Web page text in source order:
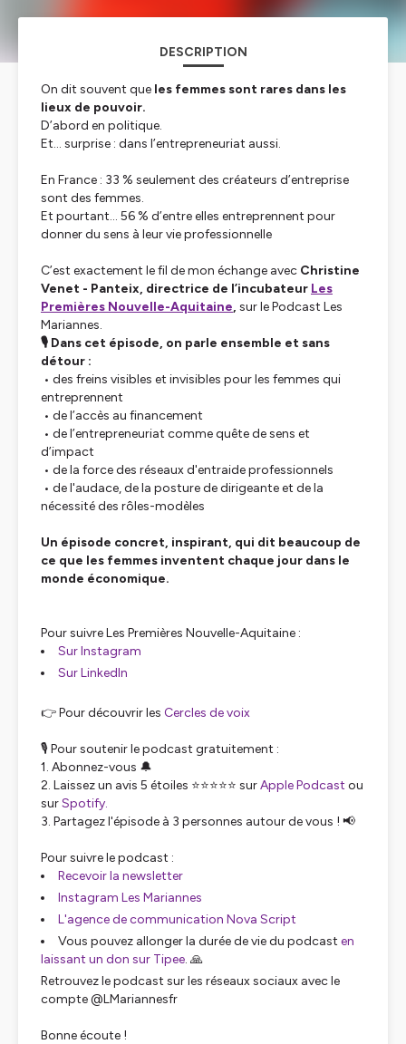
DESCRIPTION
On dit souvent que les femmes sont rares dans les
lieux de pouvoir.
D’abord en politique.
Et… surprise : dans l’entrepreneuriat aussi.
En France : 33 % seulement des créateurs d’entreprise
sont des femmes.
Et pourtant… 56 % d’entre elles entreprennent pour
donner du sens à leur vie professionnelle
C’est exactement le fil de mon échange avec Christine
Venet - Panteix, directrice de l’incubateur Les
Premières Nouvelle-Aquitaine, sur le Podcast Les
Mariannes.
🎙️ Dans cet épisode, on parle ensemble et sans
détour :
• des freins visibles et invisibles pour les femmes qui
entreprennent
• de l’accès au financement
• de l’entrepreneuriat comme quête de sens et
d’impact
• de la force des réseaux d'entraide professionnels
• de l'audace, de la posture de dirigeante et de la
nécessité des rôles-modèles
Un épisode concret, inspirant, qui dit beaucoup de
ce que les femmes inventent chaque jour dans le
monde économique.
Pour suivre Les Premières Nouvelle-Aquitaine :
Sur Instagram
Sur LinkedIn
👉 Pour découvrir les Cercles de voix
🎙 Pour soutenir le podcast gratuitement :
1. Abonnez-vous 🔔
2. Laissez un avis 5 étoiles ⭐⭐⭐⭐⭐ surApple Podcast ou
surSpotify.
3. Partagez l'épisode à 3 personnes autour de vous ! 📢
Pour suivre le podcast :
Recevoir la newsletter
Instagram Les Mariannes
L'agence de communication Nova Script
Vous pouvez allonger la durée de vie du podcast en
laissant un don sur Tipee. 🙏
Retrouvez le podcast sur les réseaux sociaux avec le
compte @LMariannesfr
Bonne écoute !